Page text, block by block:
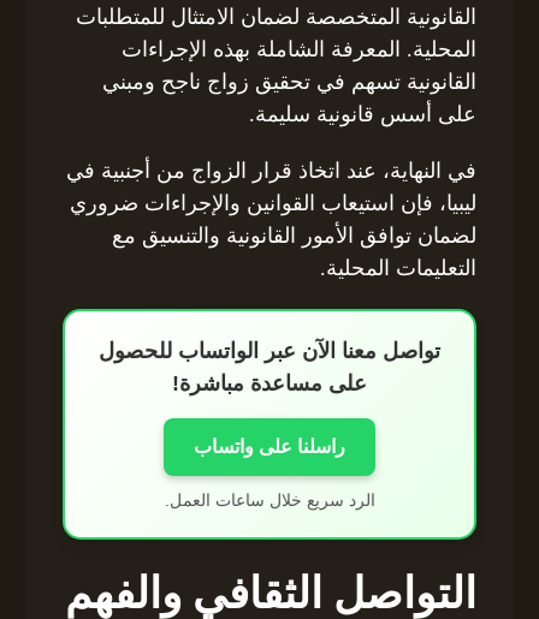
القانونية المتخصصة لضمان الامتثال للمتطلبات
المحلية. المعرفة الشاملة بهذه الإجراءات
القانونية تسهم في تحقيق زواج ناجح ومبني
على أسس قانونية سليمة.
في النهاية، عند اتخاذ قرار الزواج من أجنبية في
ليبيا، فإن استيعاب القوانين والإجراءات ضروري
لضمان توافق الأمور القانونية والتنسيق مع
التعليمات المحلية.
تواصل معنا الآن عبر الواتساب للحصول
على مساعدة مباشرة!
راسلنا على واتساب
الرد سريع خلال ساعات العمل.
التواصل الثقافي والفهم